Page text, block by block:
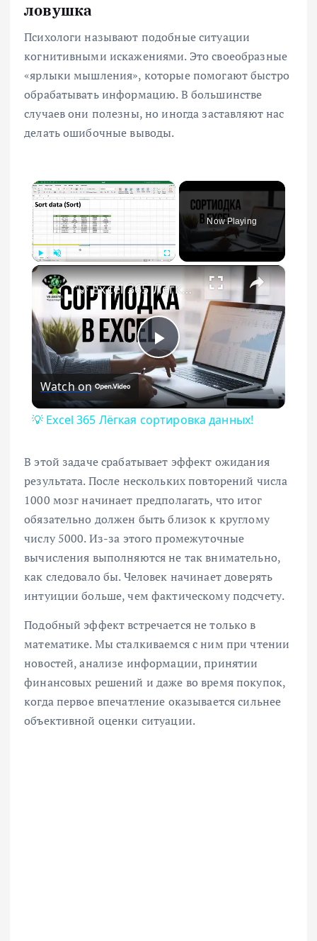
ловушка
Психологи называют подобные ситуации
когнитивными искажениями. Это своеобразные
«ярлыки мышления», которые помогают быстро
обрабатывать информацию. В большинстве
случаев они полезны, но иногда заставляют нас
делать ошибочные выводы.
×
Play Unmute Fullscreen
Now Playing
×
Play Video
💡 Excel 365 Лёгкая сортировка данных!
Watch on
💡 Excel 365 Лёгкая сортировка данных!
В этой задаче срабатывает эффект ожидания
результата. После нескольких повторений числа
1000 мозг начинает предполагать, что итог
обязательно должен быть близок к круглому
числу 5000. Из-за этого промежуточные
вычисления выполняются не так внимательно,
как следовало бы. Человек начинает доверять
интуиции больше, чем фактическому подсчету.
Подобный эффект встречается не только в
математике. Мы сталкиваемся с ним при чтении
новостей, анализе информации, принятии
финансовых решений и даже во время покупок,
когда первое впечатление оказывается сильнее
объективной оценки ситуации.